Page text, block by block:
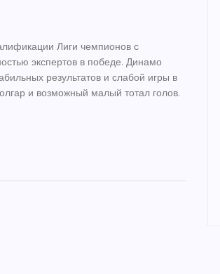
Лиги чемпионов с
экспертов в победе. Динамо
результатов и слабой игры в
и возможный малый тотал голов.